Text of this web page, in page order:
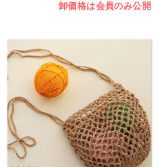
卸価格は会員のみ公開